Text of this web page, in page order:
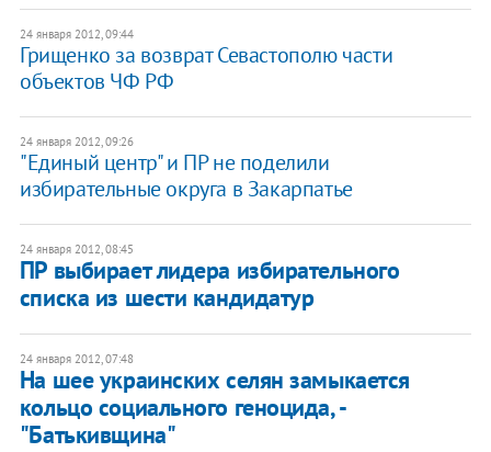
24 января 2012, 09:44
Грищенко за возврат Севастополю части
объектов ЧФ РФ
24 января 2012, 09:26
"Единый центр" и ПР не поделили
избирательные округа в Закарпатье
24 января 2012, 08:45
ПР выбирает лидера избирательного
списка из шести кандидатур
24 января 2012, 07:48
На шее украинских селян замыкается
кольцо социального геноцида, -
"Батькивщина"